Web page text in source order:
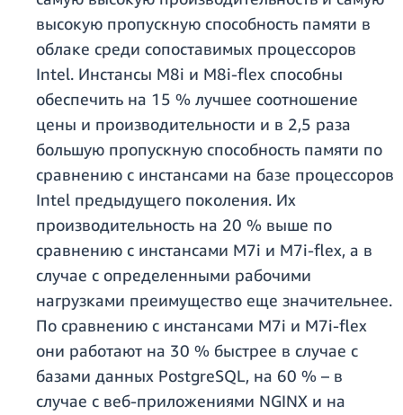
высокую пропускную способность памяти в
облаке среди сопоставимых процессоров
Intel. Инстансы M8i и M8i-flex способны
обеспечить на 15 % лучшее соотношение
цены и производительности и в 2,5 раза
большую пропускную способность памяти по
сравнению с инстансами на базе процессоров
Intel предыдущего поколения. Их
производительность на 20 % выше по
сравнению с инстансами M7i и M7i-flex, а в
случае с определенными рабочими
нагрузками преимущество еще значительнее.
По сравнению с инстансами M7i и M7i-flex
они работают на 30 % быстрее в случае с
базами данных PostgreSQL, на 60 % – в
случае с веб-приложениями NGINX и на